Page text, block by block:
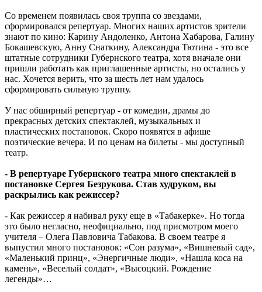
Со временем появилась своя труппа со звездами,
сформировался репертуар. Многих наших артистов зрители
знают по кино: Карину Андоленко, Антона Хабарова, Галину
Бокашевскую, Анну Снаткину, Александра Тютина - это все
штатные сотрудники Губернского театра, хотя вначале они
пришли работать как приглашенные артисты, но остались у
нас. Хочется верить, что за шесть лет нам удалось
сформировать сильную труппу.
У нас обширный репертуар - от комедии, драмы до
прекрасных детских спектаклей, музыкальных и
пластических постановок. Скоро появятся в афише
поэтические вечера. И по ценам на билеты - мы доступный
театр.
- В репертуаре Губернского театра много спектаклей в
постановке Сергея Безрукова. Став худруком, вы
раскрылись как режиссер?
- Как режиссер я набивал руку еще в «Табакерке». Но тогда
это было негласно, неофициально, под присмотром моего
учителя – Олега Павловича Табакова. В своем театре я
выпустил много постановок: «Сон разума», «Вишневый сад»,
«Маленький принц», «Энергичные люди», «Нашла коса на
камень», «Веселый солдат», «Высоцкий. Рождение
легенды»…